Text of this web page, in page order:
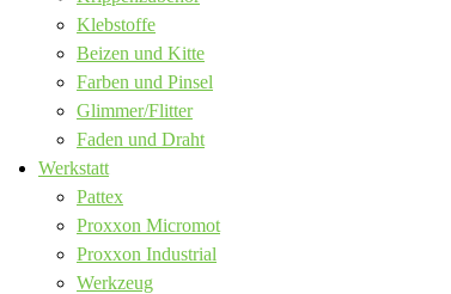
Klebstoffe
Beizen und Kitte
Farben und Pinsel
Glimmer/Flitter
Faden und Draht
Werkstatt
Pattex
Proxxon Micromot
Proxxon Industrial
Werkzeug